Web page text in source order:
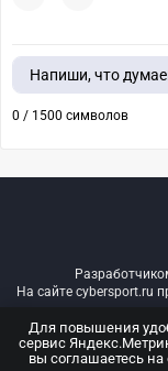
Напиши, что
0 / 1500 символов
На сайте cybersport.ru
© ООО
Для повышения
сервис
вы соглашаетесь